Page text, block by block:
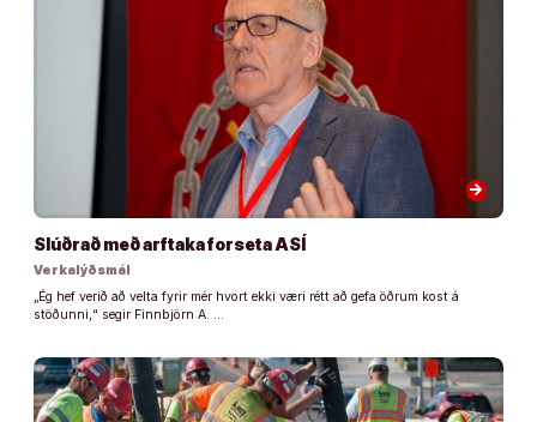
arrow_forward
Slúðrað með arftaka forseta ASÍ
Verkalýðsmál
„Ég hef verið að velta fyrir mér hvort ekki væri rétt að gefa öðrum kost á
stöðunni,“ segir Finnbjörn A. …